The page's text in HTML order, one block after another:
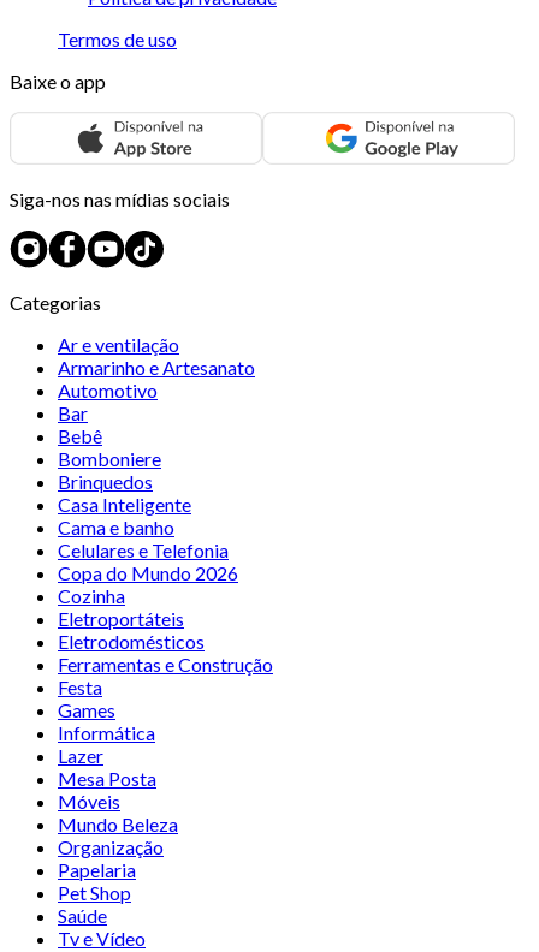
Termos de uso
Baixe o app
Siga-nos nas mídias sociais
Categorias
Ar e ventilação
Armarinho e Artesanato
Automotivo
Bar
Bebê
Bomboniere
Brinquedos
Casa Inteligente
Cama e banho
Celulares e Telefonia
Copa do Mundo 2026
Cozinha
Eletroportáteis
Eletrodomésticos
Ferramentas e Construção
Festa
Games
Informática
Lazer
Mesa Posta
Móveis
Mundo Beleza
Organização
Papelaria
Pet Shop
Saúde
Tv e Vídeo